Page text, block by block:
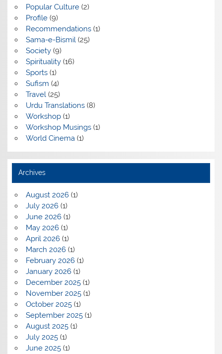
Popular Culture(2)
Profile(9)
Recommendations(1)
Sama-e-Bismil(25)
Society(9)
Spirituality(16)
Sports(1)
Sufism (4)
Travel(25)
Urdu Translations(8)
Workshop(1)
Workshop Musings(1)
World Cinema(1)
Archives
August 2026(1)
July 2026(1)
June 2026(1)
May 2026(1)
April 2026(1)
March 2026(1)
February 2026(1)
January 2026(1)
December 2025(1)
November 2025(1)
October 2025(1)
September 2025(1)
August 2025(1)
July 2025(1)
June 2025(1)